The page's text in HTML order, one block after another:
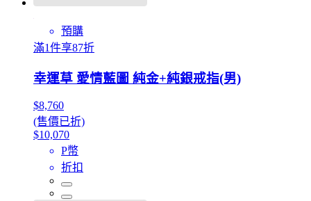
預購
滿1件享87折
幸運草 愛情藍圖 純金+純銀戒指(男)
$8,760
(售價已折)
$10,070
P幣
折扣